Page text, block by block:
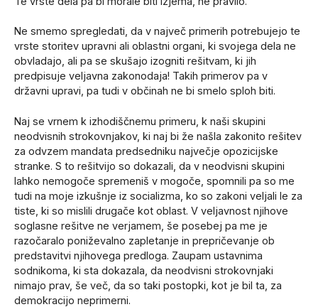
Ne smemo spregledati, da v največ primerih potrebujejo te
vrste storitev upravni ali oblastni organi, ki svojega dela ne
obvladajo, ali pa se skušajo izogniti rešitvam, ki jih
predpisuje veljavna zakonodaja! Takih primerov pa v
državni upravi, pa tudi v občinah ne bi smelo sploh biti.
Naj se vrnem k izhodiščnemu primeru, k naši skupini
neodvisnih strokovnjakov, ki naj bi že našla zakonito rešitev
za odvzem mandata predsedniku največje opozicijske
stranke. S to rešitvijo so dokazali, da v neodvisni skupini
lahko nemogoče spremeniš v mogoče, spomnili pa so me
tudi na moje izkušnje iz socializma, ko so zakoni veljali le za
tiste, ki so mislili drugače kot oblast. V veljavnost njihove
soglasne rešitve ne verjamem, še posebej pa me je
razočaralo poniževalno zapletanje in prepričevanje ob
predstavitvi njihovega predloga. Zaupam ustavnima
sodnikoma, ki sta dokazala, da neodvisni strokovnjaki
nimajo prav, še več, da so taki postopki, kot je bil ta, za
demokracijo neprimerni.